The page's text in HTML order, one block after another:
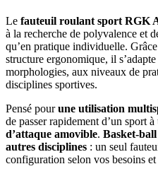
Le fauteuil roulant sport RGK
à la recherche de polyvalence et
qu’en pratique individuelle.
structure ergonomique, il
morphologies, aux niveaux de
disciplines sportives.
Pensé pourune utilisation
de passer rapidement d’un sport
d’attaque amovible. Basket-
autres disciplines : un seul
configuration selon vos besoins